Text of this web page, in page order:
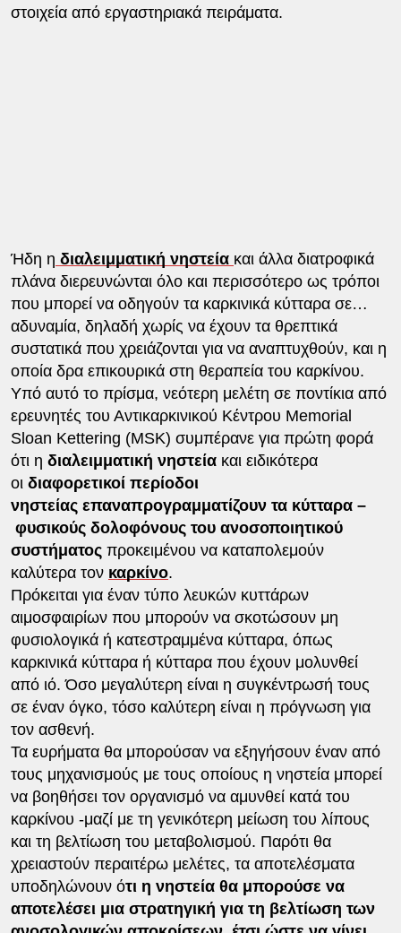
στοιχεία από εργαστηριακά πειράματα.
Ήδη η διαλειμματική νηστεία και άλλα διατροφικά
πλάνα διερευνώνται όλο και περισσότερο ως τρόποι
που μπορεί να οδηγούν τα καρκινικά κύτταρα σε…
αδυναμία, δηλαδή χωρίς να έχουν τα θρεπτικά
συστατικά που χρειάζονται για να αναπτυχθούν, και η
οποία δρα επικουρικά στη θεραπεία του καρκίνου.
Υπό αυτό το πρίσμα, νεότερη μελέτη σε ποντίκια από
ερευνητές του Αντικαρκινικού Κέντρου Memorial
Sloan Kettering (MSK) συμπέρανε για πρώτη φορά
ότι η διαλειμματική νηστείακαι ειδικότερα
οι διαφορετικοί περίοδοι
νηστείας επαναπρογραμματίζουν τα κύτταρα –
φυσικούς δολοφόνους του ανοσοποιητικού
συστήματοςπροκειμένου να καταπολεμούν
καλύτερα τον καρκίνο.
Πρόκειται για έναν τύπο λευκών κυττάρων
αιμοσφαιρίων που μπορούν να σκοτώσουν μη
φυσιολογικά ή κατεστραμμένα κύτταρα, όπως
καρκινικά κύτταρα ή κύτταρα που έχουν μολυνθεί
από ιό. Όσο μεγαλύτερη είναι η συγκέντρωσή τους
σε έναν όγκο, τόσο καλύτερη είναι η πρόγνωση για
τον ασθενή.
Τα ευρήματα θα μπορούσαν να εξηγήσουν έναν από
τους μηχανισμούς με τους οποίους η νηστεία μπορεί
να βοηθήσει τον οργανισμό να αμυνθεί κατά του
καρκίνου -μαζί με τη γενικότερη μείωση του λίπους
και τη βελτίωση του μεταβολισμού. Παρότι θα
χρειαστούν περαιτέρω μελέτες, τα αποτελέσματα
υποδηλώνουν ότι η νηστεία θα μπορούσε να
αποτελέσει μια στρατηγική για τη βελτίωση των